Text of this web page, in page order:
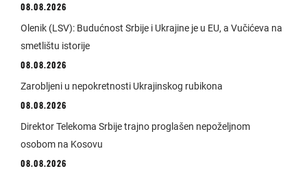
08.08.2026
Olenik (LSV): Budućnost Srbije i Ukrajine je u EU, a Vučićeva na
smetlištu istorije
08.08.2026
Zarobljeni u nepokretnosti Ukrajinskog rubikona
08.08.2026
Direktor Telekoma Srbije trajno proglašen nepoželjnom
osobom na Kosovu
08.08.2026